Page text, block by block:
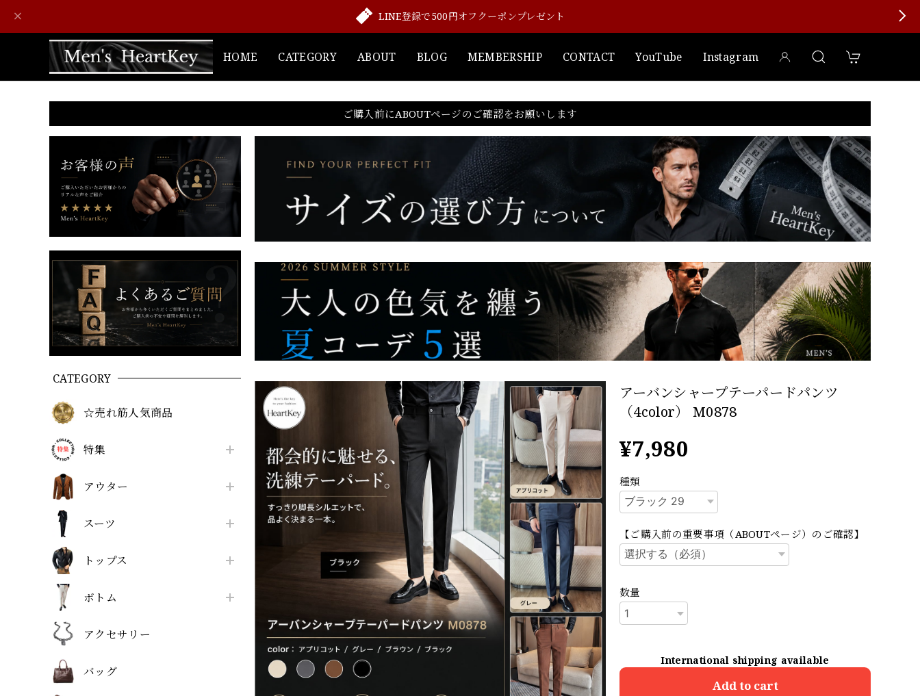
LINE登録で500円オフクーポンプレゼント
HOME CATEGORY ABOUT BLOG MEMBERSHIP CONTACT YouTube Instagram
ご購入前にABOUTページのご確認をお願いします
CATEGORY
☆売れ筋人気商品
特集
アウター
スーツ
トップス
ボトム
アクセサリー
バッグ
アーバンシャープテーパードパンツ
（4color） M0878
¥7,980
種類
【ご購入前の重要事項（ABOUTページ）のご確認】
数量
International shipping available
Add to cart